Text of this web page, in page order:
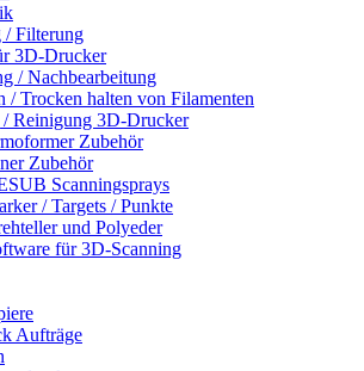
Filterung
3D-Drucker
/ Nachbearbeitung
/ Trocken halten von Filamenten
/ Reinigung 3D-Drucker
Zubehör
Zubehör
Scanningsprays
/ Targets / Punkte
und Polyeder
für 3D-Scanning
Aufträge